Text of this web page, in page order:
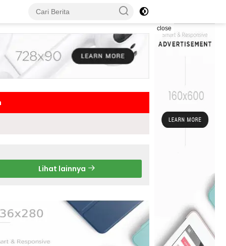
close
Lihat lainnya